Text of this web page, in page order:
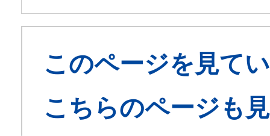
このページを見て
こちらのページも